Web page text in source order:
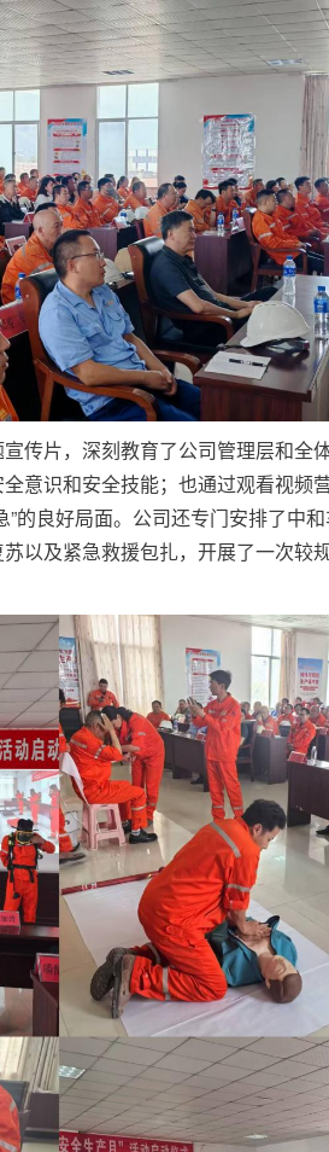
传片，深刻教育了公司管理层和全
意识和安全技能；也通过观看视频
的良好局面。公司还专门安排了中
以及紧急救援包扎，开展了一次较